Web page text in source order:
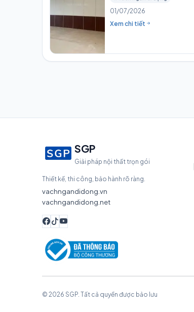
01/07/2026
Xem chi tiết
SGP
Giải pháp nội thất trọn gói
Thiết kế, thi công, bảo hành rõ ràng.
vachngandidong.vn
vachngandidong.net
© 2026 SGP. Tất cả quyền được bảo lưu